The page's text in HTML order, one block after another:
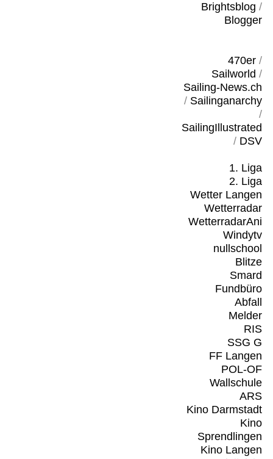
Brightsblog /
Blogger
470er/
Sailworld /
Sailing-News.ch
/ Sailinganarchy
/
SailingIllustrated
/ DSV
1. Liga
2. Liga
Wetter Langen
Wetterradar
WetterradarAni
Windytv
nullschool
Blitze
Smard
Fundbüro
Abfall
Melder
RIS
SSG G
FF Langen
POL-OF
Wallschule
ARS
Kino Darmstadt
Kino
Sprendlingen
Kino Langen